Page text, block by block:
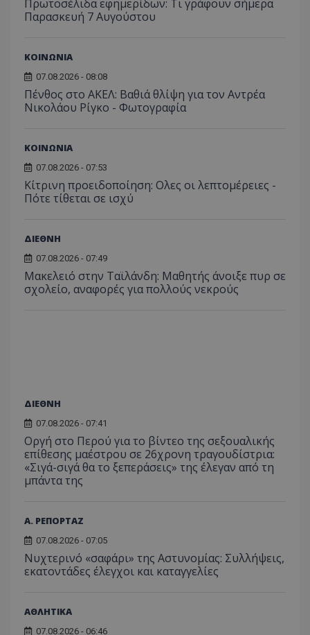
Πρωτοσέλιδα εφημερίδων: Τι γράφουν σήμερα
Παρασκευή 7 Αυγούστου
ΚΟΙΝΩΝΙΑ
07.08.2026 - 08:08
Πένθος στο ΑΚΕΛ: Βαθιά θλίψη για τον Αντρέα
Νικολάου Ρίγκο - Φωτογραφία
ΚΟΙΝΩΝΙΑ
07.08.2026 - 07:53
Κίτρινη προειδοποίηση: Ολες οι λεπτομέρειες -
Πότε τίθεται σε ισχύ
ΔΙΕΘΝΗ
07.08.2026 - 07:49
Μακελειό στην Ταϊλάνδη: Μαθητής άνοιξε πυρ σε
σχολείο, αναφορές για πολλούς νεκρούς
ΔΙΕΘΝΗ
07.08.2026 - 07:41
Οργή στο Περού για το βίντεο της σεξουαλικής
επίθεσης μαέστρου σε 26χρονη τραγουδίστρια:
«Σιγά-σιγά θα το ξεπεράσεις» της έλεγαν από τη
μπάντα της
Α. ΡΕΠΟΡΤΑΖ
07.08.2026 - 07:05
Νυχτερινό «σαφάρι» της Αστυνομίας: Συλλήψεις,
εκατοντάδες έλεγχοι και καταγγελίες
ΑΘΛΗΤΙΚΑ
07.08.2026 - 06:46